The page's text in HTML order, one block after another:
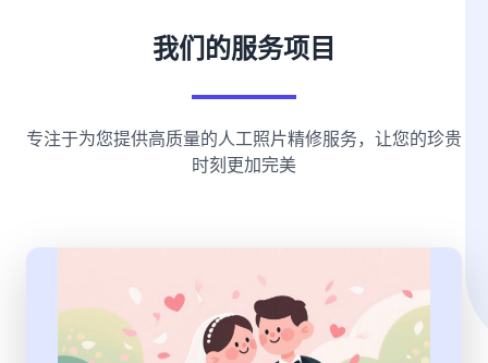
我们的服务项目
专注于为您提供高质量的人工照片精修服务，让您的珍贵
时刻更加完美